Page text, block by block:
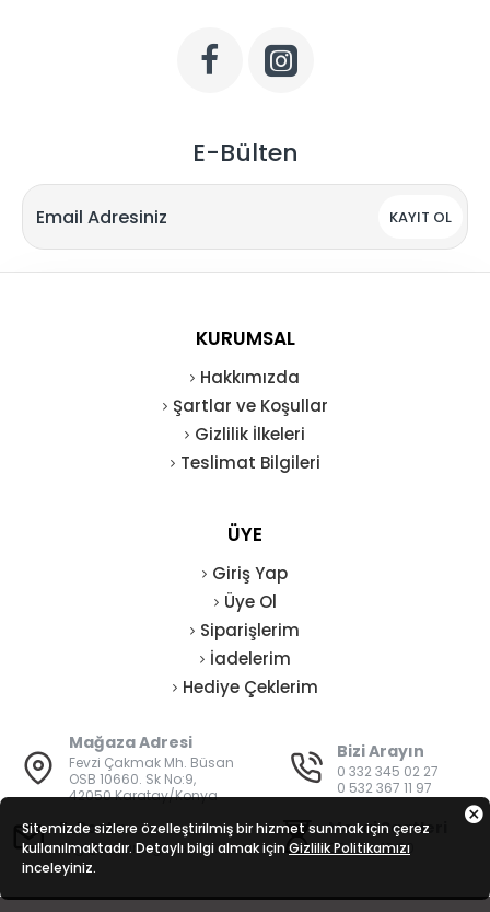
E-Bülten
KAYIT OL
KURUMSAL
Hakkımızda
Şartlar ve Koşullar
Gizlilik İlkeleri
Teslimat Bilgileri
ÜYE
Giriş Yap
Üye Ol
Siparişlerim
İadelerim
Hediye Çeklerim
Mağaza Adresi
Fevzi Çakmak Mh. Büsan
OSB 10660. Sk No:9,
42050 Karatay/Konya
Bizi Arayın
0 332 345 02 27
0 532 367 11 97
E-Posta
bilgi@vatanisguvenligi.com
Mesai Saatleri
08:00 - 19:00
Sitemizde sizlere özelleştirilmiş bir hizmet sunmak için çerez
kullanılmaktadır. Detaylı bilgi almak için Gizlilik Politikamızı
inceleyiniz.